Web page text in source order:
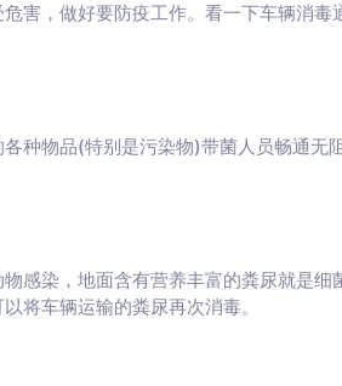
害，做好要防疫工作。看一下车辆消毒
种物品(特别是污染物)带菌人员畅通无
感染，地面含有营养丰富的粪尿就是细
将车辆运输的粪尿再次消毒。